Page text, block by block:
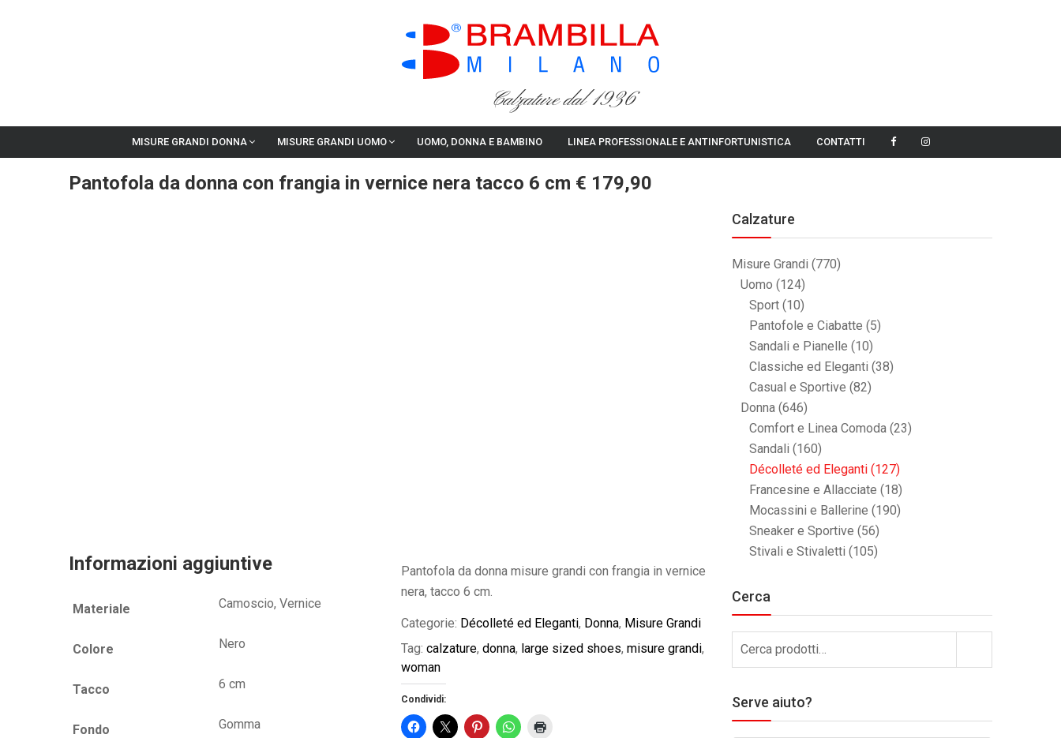
Calzature dal 1936
MISURE GRANDI DONNA MISURE GRANDI UOMO UOMO, DONNA E BAMBINO LINEA PROFESSIONALE E ANTINFORTUNISTICA CONTATTI
Pantofola da donna con frangia in vernice nera tacco 6 cm € 179,90
Pantofola da donna misure grandi con frangia in vernice
nera, tacco 6 cm.
Categorie: Décolleté ed Eleganti, Donna, Misure Grandi
Tag:calzature,donna, large sized shoes,misure grandi,
woman
Condividi:
Informazioni aggiuntive
Materiale Camoscio, Vernice
Colore Nero
Tacco 6 cm
Fondo Gomma
Calzature
Misure Grandi (770)
Uomo (124)
Sport (10)
Pantofole e Ciabatte (5)
Sandali e Pianelle (10)
Classiche ed Eleganti (38)
Casual e Sportive (82)
Donna (646)
Comfort e Linea Comoda (23)
Sandali (160)
Décolleté ed Eleganti (127)
Francesine e Allacciate (18)
Mocassini e Ballerine (190)
Sneaker e Sportive (56)
Stivali e Stivaletti (105)
Cerca
Serve aiuto?